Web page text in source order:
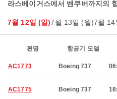
라스베이거스에서 밴쿠버까지의
7월 12일 (일)7월 13일 (월)7월 14
편명 항공기 모델
AC1773 Boeing 737
AC1775 Boeing 737